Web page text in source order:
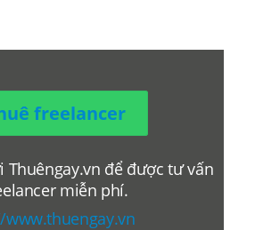
freelancer
Thuêngay.vn để được tư vấn
miễn phí.